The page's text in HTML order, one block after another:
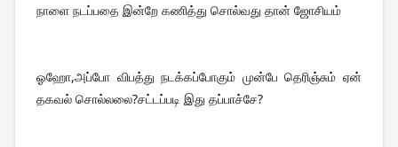
நாளை நடப்பதை இன்றே கணித்து சொல்வது தான் ஜோசியம்
ஓஹோ,அப்போ விபத்து நடக்கப்போகும் முன்பே தெரிஞ்சும் ஏன்
தகவல் சொல்லலை?சட்டப்படி இது தப்பாச்சே?